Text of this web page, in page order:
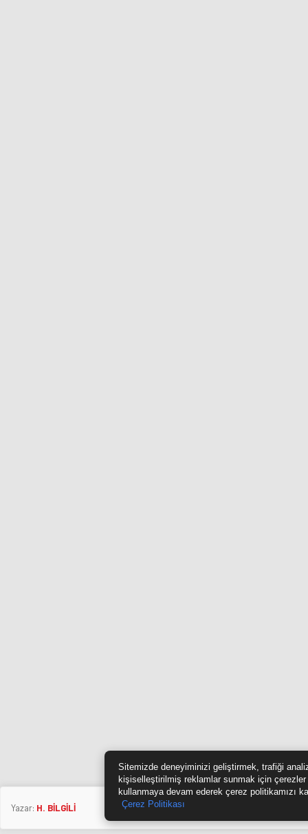
Yazar: H. BİLGİLİ
Sitemizde deneyiminizi geliştirmek, trafiği
kişiselleştirilmiş reklamlar sunmak için
kullanmaya devam ederek çerez politikamızı
Çerez Politikası